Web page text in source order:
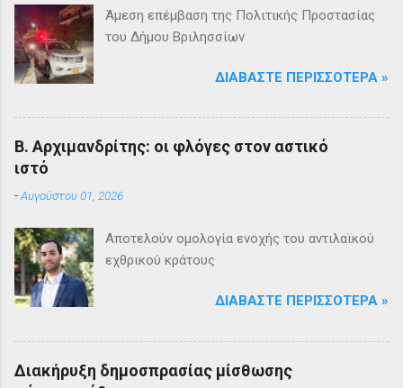
Άμεση επέμβαση της Πολιτικής Προστασίας
του Δήμου Βριλησσίων
ΔΙΑΒΆΣΤΕ ΠΕΡΙΣΣΌΤΕΡΑ »
Β. Αρχιμανδρίτης: οι φλόγες στον αστικό
ιστό
-Αυγούστου 01, 2026
Αποτελούν ομολογία ενοχής του αντιλαϊκού
εχθρικού κράτους
ΔΙΑΒΆΣΤΕ ΠΕΡΙΣΣΌΤΕΡΑ »
Διακήρυξη δημοσπρασίας μίσθωσης